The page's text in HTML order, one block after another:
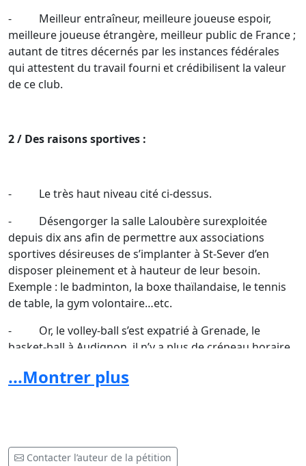
- Meilleur entraîneur, meilleure joueuse espoir,
meilleure joueuse étrangère, meilleur public de France ;
autant de titres décernés par les instances fédérales
qui attestent du travail fourni et crédibilisent la valeur
de ce club.
2 / Des raisons sportives :
- Le très haut niveau cité ci-dessus.
- Désengorger la salle Laloubère surexploitée
depuis dix ans afin de permettre aux associations
sportives désireuses de s’implanter à St-Sever d’en
disposer pleinement et à hauteur de leur besoin.
Exemple : le badminton, la boxe thaïlandaise, le tennis
de table, la gym volontaire…etc.
- Or, le volley-ball s’est expatrié à Grenade, le
basket-ball à Audignon, il n’y a plus de créneau horaire
- Un tel équipement permet l’organisation de
- Le haut niveau exige une structure réglementaire
...Montrer plus
Contacter l’auteur de la pétition